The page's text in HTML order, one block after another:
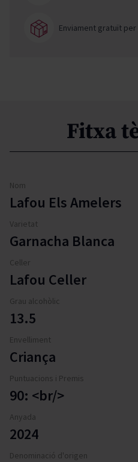
Enviament gratuït
Fitxa
Nom
Lafou Els Amelers
Varietat
Garnacha Blanca
Celler
Lafou Celler
Grau alcohòlic
13.5
Envelliment
Criança
Puntuacions i Premis
90: <br/>
Anyada
2024
Denominació d'origen